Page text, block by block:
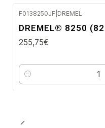
F0138250JF DREMEL
DREMEL® 8250
255,75€
Quantidade